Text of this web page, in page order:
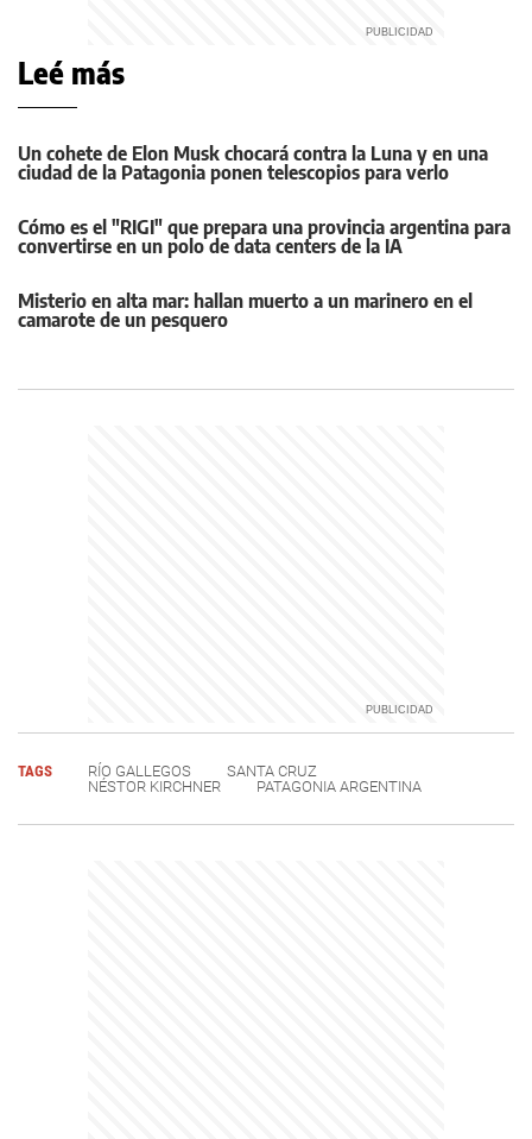
Leé más
Un cohete de Elon Musk chocará contra la Luna y en una
ciudad de la Patagonia ponen telescopios para verlo
Cómo es el "RIGI" que prepara una provincia argentina para
convertirse en un polo de data centers de la IA
Misterio en alta mar: hallan muerto a un marinero en el
camarote de un pesquero
TAGS RÍO GALLEGOS
SANTA CRUZ
NÉSTOR KIRCHNER
PATAGONIA ARGENTINA